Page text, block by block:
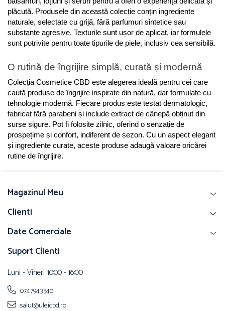
plăcută. Produsele din această colecție conțin ingrediente
naturale, selectate cu grijă, fără parfumuri sintetice sau
substanțe agresive. Texturile sunt ușor de aplicat, iar formulele
sunt potrivite pentru toate tipurile de piele, inclusiv cea sensibilă.
O rutină de îngrijire simplă, curată și modernă
Colecția Cosmetice CBD este alegerea ideală pentru cei care
caută produse de îngrijire inspirate din natură, dar formulate cu
tehnologie modernă. Fiecare produs este testat dermatologic,
fabricat fără parabeni și include extract de cânepă obținut din
surse sigure. Pot fi folosite zilnic, oferind o senzație de
prospețime și confort, indiferent de sezon. Cu un aspect elegant
și ingrediente curate, aceste produse adaugă valoare oricărei
rutine de îngrijire.
Magazinul Meu
Clienti
Date Comerciale
Suport Clienti
Luni - Vineri: 10:00 - 16:00
0747943540
salut@uleicbd.ro